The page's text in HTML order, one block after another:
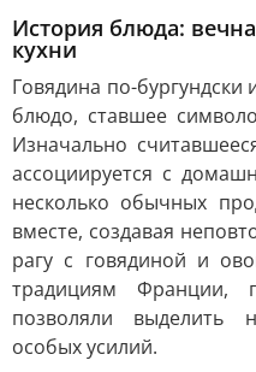
История блюда:
кухни
Говядина по-бургундски
блюдо, ставшее
Изначально
ассоциируется с
несколько обычных
вместе, создавая
рагу с говядиной и
традициям Франции,
позволяли выделить
особых усилий.